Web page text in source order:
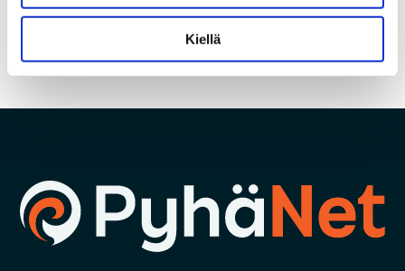
Kiellä
←Edellinen Seuraava→